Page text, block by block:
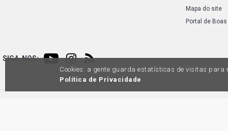
Mapa do site
Portal de
SIGA-NOS:
Cookies: a gente guarda estatísticas de visitas para
Política de Privacidade